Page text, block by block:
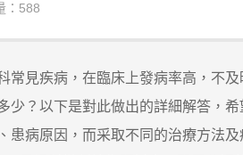
：588
見疾病，在臨床上發病率高，不及
？以下是對此做出的詳細解答，希
病原因，而采取不同的治療方法及